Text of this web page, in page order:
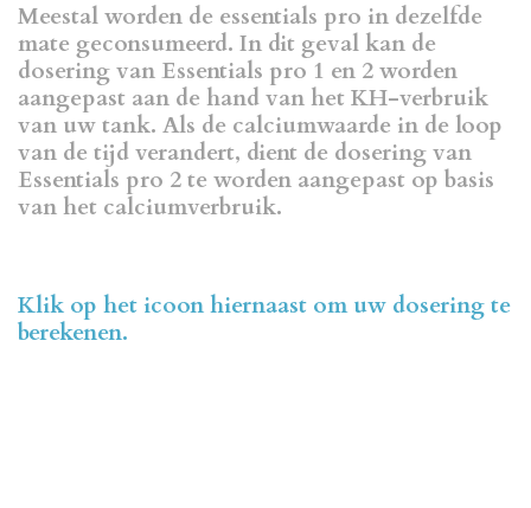
Meestal worden de essentials pro in dezelfde
mate geconsumeerd. In dit geval kan de
dosering van Essentials pro 1 en 2 worden
aangepast aan de hand van het KH-verbruik
van uw tank. Als de calciumwaarde in de loop
van de tijd verandert, dient de dosering van
Essentials pro 2 te worden aangepast op basis
van het calciumverbruik.
Klik op het icoon hiernaast om uw dosering te
berekenen.